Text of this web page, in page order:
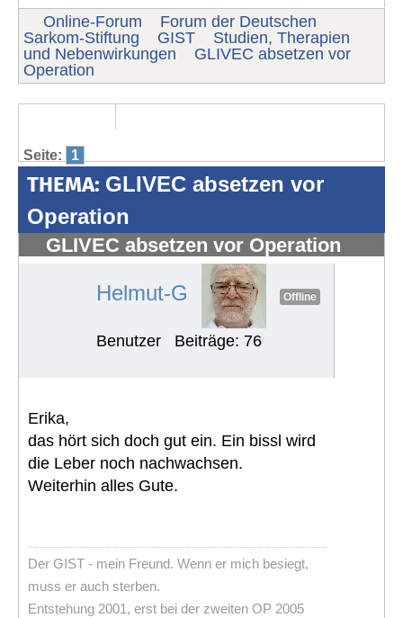
Online-Forum
Forum der Deutschen
Sarkom-Stiftung
GIST
Studien, Therapien
und Nebenwirkungen
GLIVEC absetzen vor
Operation
Seite: 1
THEMA: GLIVEC absetzen vor
Operation
GLIVEC absetzen vor Operation
Helmut-G Offline
Benutzer Beiträge: 76
Erika,
das hört sich doch gut ein. Ein bissl wird
die Leber noch nachwachsen.
Weiterhin alles Gute.
Der GIST - mein Freund. Wenn er mich besiegt,
muss er auch sterben.
Entstehung 2001, erst bei der zweiten OP 2005